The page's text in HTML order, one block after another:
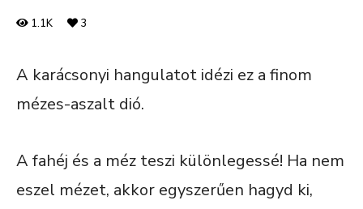
1.1K 3
A karácsonyi hangulatot idézi ez a finom
mézes-aszalt dió.
A fahéj és a méz teszi különlegessé! Ha nem
eszel mézet, akkor egyszerűen hagyd ki,